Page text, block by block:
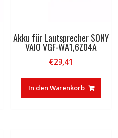
Akku für Lautsprecher SONY
VAIO VGF-WA1,6Z04A
€29,41
In den Warenkorb